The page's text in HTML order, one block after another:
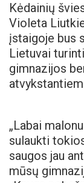
Kėdainių
Violeta
įstaigoje bus
Lietuvai
gimnazijos
„Labai
sulaukti
saugos jau
mūsų